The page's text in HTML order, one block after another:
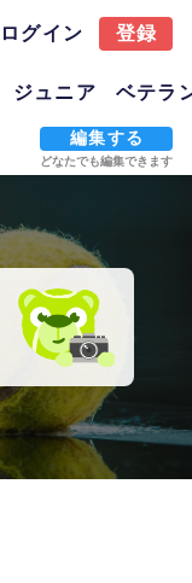
ログイン 登録
ジュニア ベテラ
編集する
どなたでも編集できます